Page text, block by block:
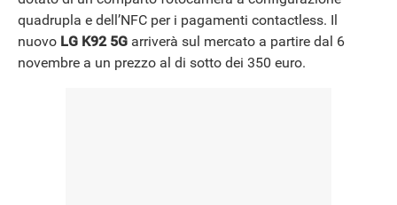
NEWS
quadrupla e dell’NFC per i pagamenti contactless. Il
nuovo LG K92 5G arriverà sul mercato a partire dal 6
novembre a un prezzo al di sotto dei 350 euro.